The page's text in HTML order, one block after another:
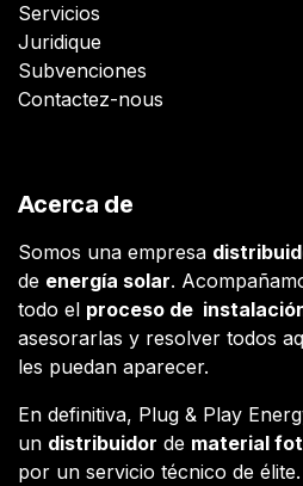
Servicios
Juridique
Subvenciones
Contactez-nous
Acerca de
Somos una empresa
de energía solar.
todo el proceso de
asesorarlas y resolver todos
les puedan aparecer.
En definitiva, Plug & Play
un distribuidor de material
por un servicio técnico de élite.